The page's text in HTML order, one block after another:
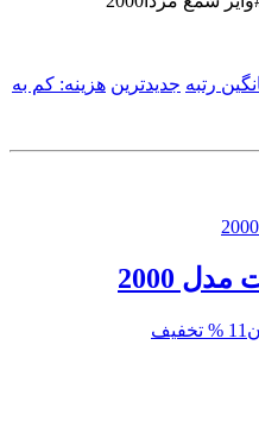
رتبه جدیدترین هزینه: کم به
2000
11 % تخفیف